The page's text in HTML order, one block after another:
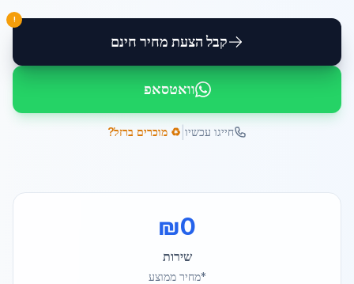
קבל הצעת מחיר חינם
!
וואטסאפ
חייגו עכשיו ♻️ מוכרים ברזל?
₪0
שירות
*מחיר ממוצע